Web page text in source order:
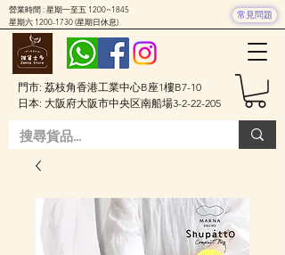
門市: 荔枝角香港工業中心B座1樓B7-10
日本: 大阪府大阪市中央区南船場3-2-22-205
營業時間 : 星期一至五 1200~1845
星期六 1200-1730(星期日休息)
常見問題